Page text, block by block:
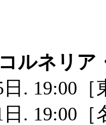
ルネリア
. 19:00
. 19:00